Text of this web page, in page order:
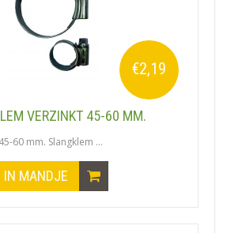
€2,19
VERZINKT 45-60 MM.
60 mm. Slangklem ...
IN MANDJE